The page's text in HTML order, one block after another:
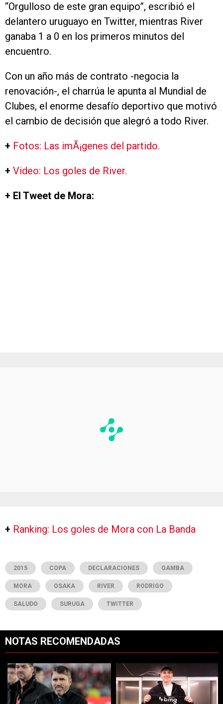
“Orgulloso de este gran equipo”, escribió el
delantero uruguayo en Twitter, mientras River
ganaba 1 a 0 en los primeros minutos del
encuentro.
Con un año más de contrato -negocia la
renovación-, el charrúa le apunta al Mundial de
Clubes, el enorme desafío deportivo que motivó
el cambio de decisión que alegró a todo River.
+ Fotos: Las imÃ¡genes del partido.
+ Video: Los goles de River.
+ El Tweet de Mora:
+ Ranking: Los goles de Mora con La Banda
2015 COPA DECLARACIONES GAMBA
MORA OSAKA RIVER RODRIGO
SALUDO SURUGA TWITTER
NOTAS RECOMENDADAS
Un artículo de tendencia con el título "Dos debuts y un regreso
Un artículo de tendencia con el